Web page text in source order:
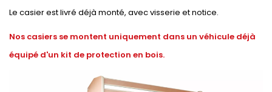
Le casier est livré déjà monté, avec visserie et notice.
Nos casiers se montent uniquement dans un véhicule déjà
équipé d'un kit de protection en bois.